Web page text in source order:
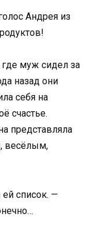
Андрея из
муж сидел за
назад они
себя на
счастье.
представляла
весёлым,
список. —